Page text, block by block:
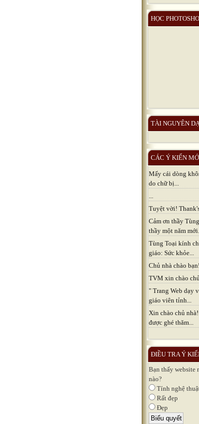
HỌC
TÀI NGUYÊN
CÁC Ý KIẾN
Mấy cái dòng
do chữ bị...
...
Tuyệt vời!
Cảm ơn thầy
thầy một năm
Tùng Toại kính
giáo: Sức khỏe...
Chủ nhà chào
TVM xin chào
" Trang Web dạy
giáo viên tỉnh...
Xin chào chủ
được ghé thăm...
ĐIỀU TRA Ý
Bạn thấy website
nào?
Tính nghệ
Rất đẹp
Đẹp